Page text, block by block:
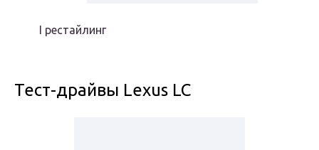
I рестайлинг
Тест-драйвы Lexus LC